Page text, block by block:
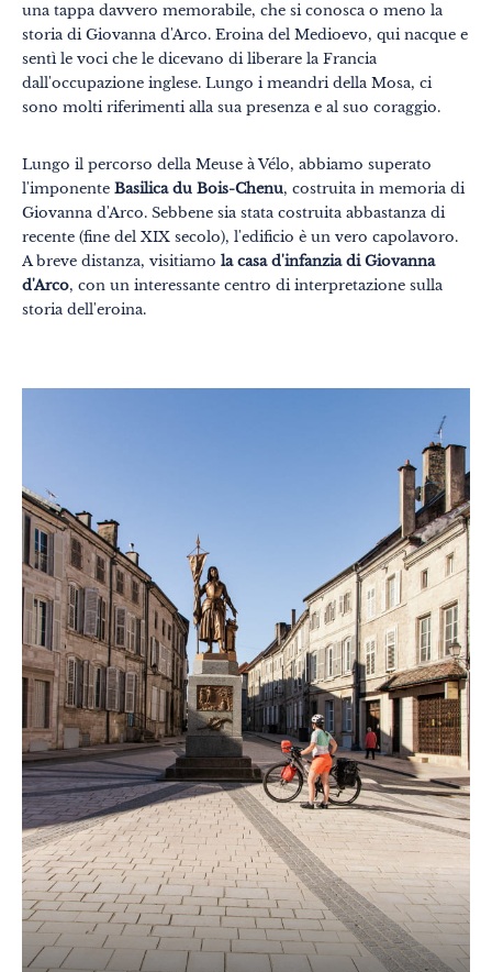
una tappa davvero memorabile, che si conosca o meno la
storia di Giovanna d'Arco. Eroina del Medioevo, qui nacque e
sentì le voci che le dicevano di liberare la Francia
dall'occupazione inglese. Lungo i meandri della Mosa, ci
sono molti riferimenti alla sua presenza e al suo coraggio.
Lungo il percorso della Meuse à Vélo, abbiamo superato
l'imponente Basilica du Bois-Chenu, costruita in memoria di
Giovanna d'Arco. Sebbene sia stata costruita abbastanza di
recente (fine del XIX secolo), l'edificio è un vero capolavoro.
A breve distanza, visitiamo la casa d'infanzia di Giovanna
d'Arco, con un interessante centro di interpretazione sulla
storia dell'eroina.